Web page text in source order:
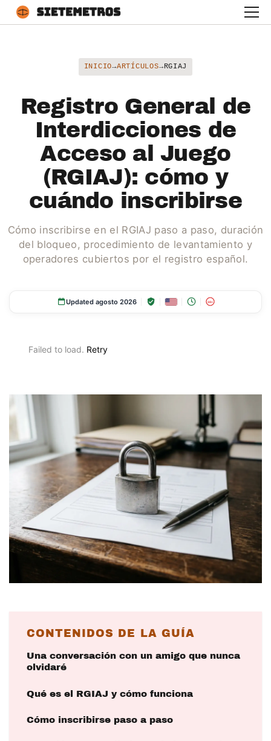
INICIO→ARTÍCULOS→RGIAJ
Registro General de
Interdicciones de
Acceso al Juego
(RGIAJ): cómo y
cuándo inscribirse
Cómo inscribirse en el RGIAJ paso a paso, duración
del bloqueo, procedimiento de levantamiento y
operadores cubiertos por el registro español.
Updated agosto 2026 18+
Failed to load. Retry
CONTENIDOS DE LA GUÍA
Una conversación con un amigo que nunca
olvidaré
Qué es el RGIAJ y cómo funciona
Cómo inscribirse paso a paso